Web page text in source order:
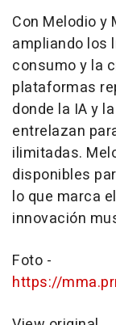
Con Melodio y
ampliando los
consumo y la
plataformas
donde la IA y
entrelazan
ilimitadas.
disponibles
lo que marca
innovación
Foto -
https://